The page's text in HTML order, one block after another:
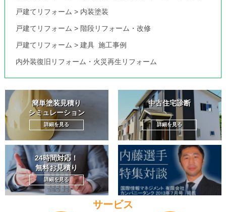
戸建てリフォーム > 内装塗装
戸建てリフォーム > 階段リフォーム・改修
戸建てリフォーム >建具 施工事例
内外装復旧リフォーム・火災再生リフォーム
簡単塗装見積り
シミュレーション
詳細を見る
中古住宅診断
詳細を見る
24時間対応！
無料お見積り
詳細を見る
サービス